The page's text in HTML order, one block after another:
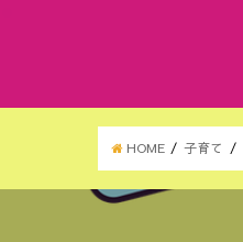
HOME 子育て